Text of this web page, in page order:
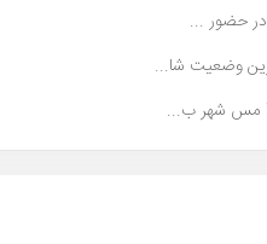
در حضور ...
وضعیت شا...